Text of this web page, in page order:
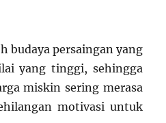
budaya persaingan yang
yang tinggi, sehingga
miskin sering merasa
motivasi untuk